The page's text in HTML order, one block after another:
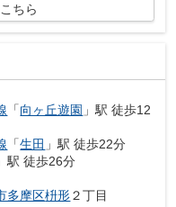
ちら
「向ヶ丘遊園 」駅 徒歩12
「生田 」駅 徒歩22分
」駅 徒歩26分
多摩区枡形２丁目